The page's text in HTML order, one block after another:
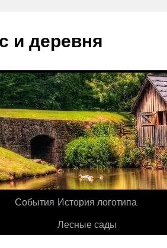
и деревня
События История логотипа
Лесные сады